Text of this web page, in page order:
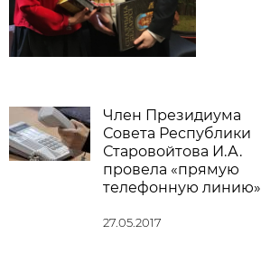
Член Президиума
Совета Республики
Старовойтова И.А.
провела «прямую
телефонную линию»
27.05.2017